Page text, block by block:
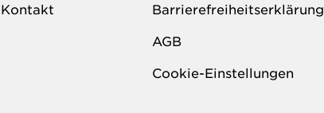
Kontakt
Barrierefreiheitserklärung
AGB
Cookie-Einstellungen